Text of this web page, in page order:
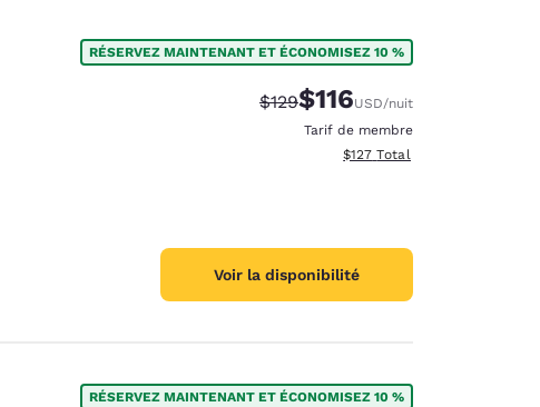
RÉSERVEZ MAINTENANT ET ÉCONOMISEZ 10 %
Tarif barré :
$129Tarif réduit :
$116USD/nuit
Tarif de membre
Afficher les détails totaux
$127 Total
Voir la disponibilité
RÉSERVEZ MAINTENANT ET ÉCONOMISEZ 10 %